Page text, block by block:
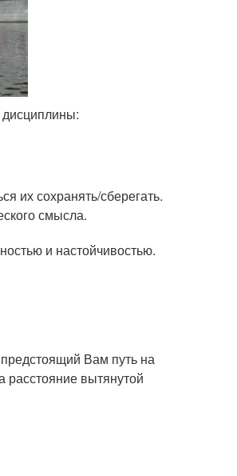
их сохранять/сберегать.
смысла.
и настойчивостью.
Вам путь на
вытянутой